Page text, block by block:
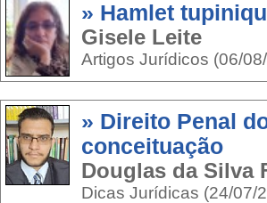
» Hamlet
Gisele Leite
Artigos Jurídicos (06/
» Direito Penal
conceituação
Douglas da Silva
Dicas Jurídicas (24/07/